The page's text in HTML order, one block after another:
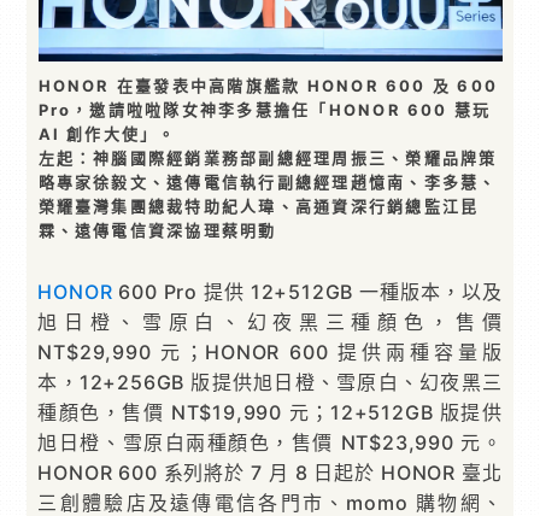
HONOR 在臺發表中高階旗艦款 HONOR 600 及 600
Pro，邀請啦啦隊女神李多慧擔任「HONOR 600 慧玩
AI 創作大使」。
左起：神腦國際經銷業務部副總經理周振三、榮耀品牌策
略專家徐毅文、遠傳電信執行副總經理趙憶南、李多慧、
榮耀臺灣集團總裁特助紀人瑋、高通資深行銷總監江昆
霖、遠傳電信資深協理蔡明動
HONOR 600 Pro 提供 12+512GB 一種版本，以及
旭日橙、雪原白、幻夜黑三種顏色，售價
NT$29,990 元；HONOR 600 提供兩種容量版
本，12+256GB 版提供旭日橙、雪原白、幻夜黑三
種顏色，售價 NT$19,990 元；12+512GB 版提供
旭日橙、雪原白兩種顏色，售價 NT$23,990 元。
HONOR 600 系列將於 7 月 8 日起於 HONOR 臺北
三創體驗店及遠傳電信各門市、momo 購物網、